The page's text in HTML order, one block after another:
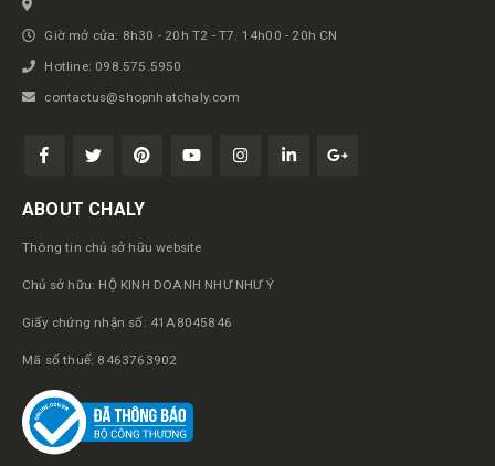
Giờ mở cửa: 8h30 - 20h T2 - T7. 14h00 - 20h CN
Hotline: 098.575.5950
contactus@shopnhatchaly.com
ABOUT CHALY
Thông tin chủ sở hữu website
Chủ sở hữu: HỘ KINH DOANH NHƯ NHƯ Ý
Giấy chứng nhận số: 41A8045846
Mã số thuế: 8463763902